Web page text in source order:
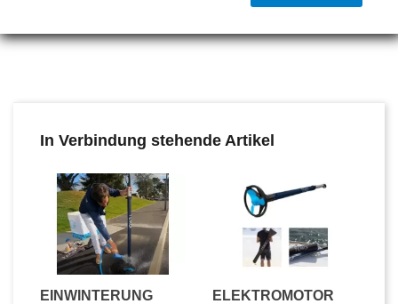
In Verbindung stehende Artikel
EINWINTERUNG
ELEKTROMOTOR